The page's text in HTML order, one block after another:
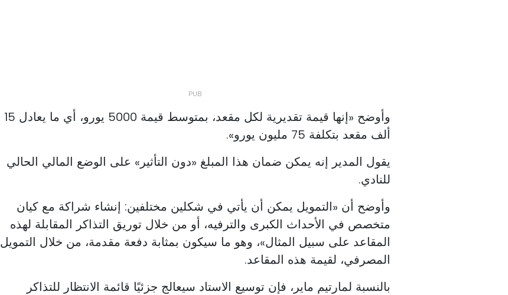
وأوضح «إنها قيمة تقديرية لكل مقعد، بمتوسط قيمة 5000 يورو، أي ما يعادل 15
ألف مقعد بتكلفة 75 مليون يورو».
يقول المدير إنه يمكن ضمان هذا المبلغ «دون التأثير» على الوضع المالي الحالي
للنادي.
وأوضح أن «التمويل يمكن أن يأتي في شكلين مختلفين: إنشاء شراكة مع كيان
متخصص في الأحداث الكبرى والترفيه، أو من خلال توريق التذاكر المقابلة لهذه
المقاعد على سبيل المثال»، وهو ما سيكون بمثابة دفعة مقدمة، من خلال التمويل
المصرفي، لقيمة هذه المقاعد.
بالنسبة لمارتيم ماير، فإن توسيع الاستاد سيعالج جزئيًا قائمة الانتظار للتذاكر